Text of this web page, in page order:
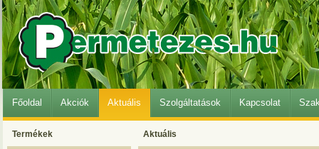
Főoldal Akciók Aktuális Szolgáltatások Kapcsolat
Termékek Aktuális